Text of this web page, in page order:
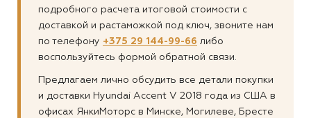
подробного расчета итоговой стоимости с
доставкой и растаможкой под ключ, звоните нам
по телефону +375 29 144-99-66 либо
воспользуйтесь формой обратной связи.
Предлагаем лично обсудить все детали покупки
и доставки Hyundai Accent V 2018 года из США в
офисах ЯнкиМоторс в Минске, Могилеве, Бресте